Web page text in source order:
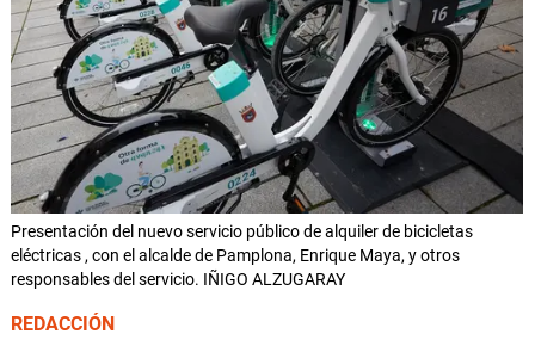
Presentación del nuevo servicio público de alquiler de bicicletas
eléctricas , con el alcalde de Pamplona, Enrique Maya, y otros
responsables del servicio. IÑIGO ALZUGARAY
REDACCIÓN